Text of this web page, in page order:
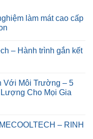
làm mát cao cấp
– Hành trình gắn kết
Với Môi Trường – 5
Cho Mọi Gia
– RINH